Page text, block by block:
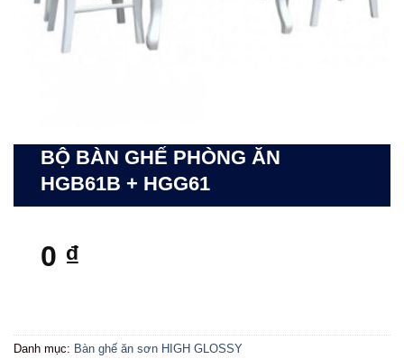
BỘ BÀN GHẾ PHÒNG ĂN
HGB61B + HGG61
0 ₫
Danh mục: Bàn ghế ăn sơn HIGH GLOSSY